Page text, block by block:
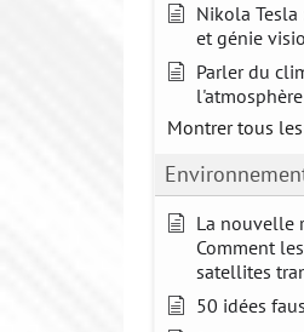
Nikola
et génie
Parler du
l'atmosphère
Montrer tous
La nouvelle
Comment
satellites
50 idées